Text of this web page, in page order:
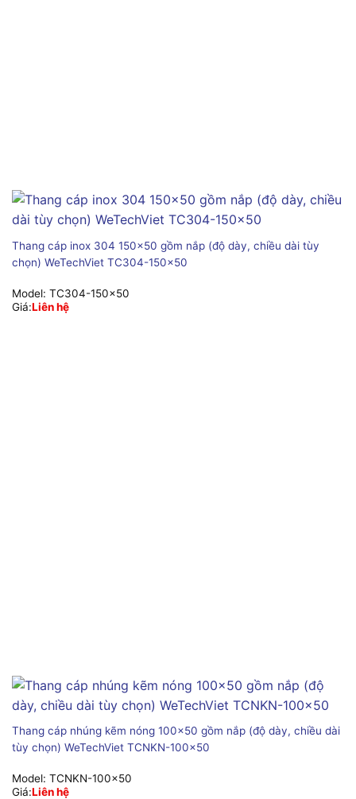
Thang cáp inox 304 150×50 gồm nắp (độ dày, chiều dài tùy
chọn) WeTechViet TC304-150×50
Model: TC304-150x50
Giá:Liên hệ
Thang cáp nhúng kẽm nóng 100×50 gồm nắp (độ dày, chiều dài
tùy chọn) WeTechViet TCNKN-100×50
Model: TCNKN-100x50
Giá:Liên hệ